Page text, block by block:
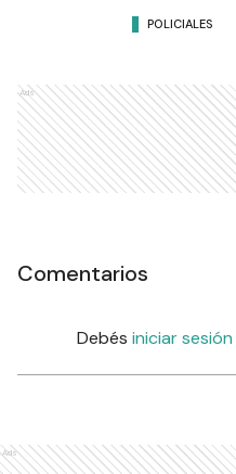
POLICIALES
Ads
Comentarios
Debés iniciar sesión
Ads